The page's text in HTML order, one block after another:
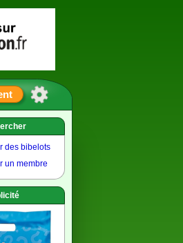
des bibelots
un membre